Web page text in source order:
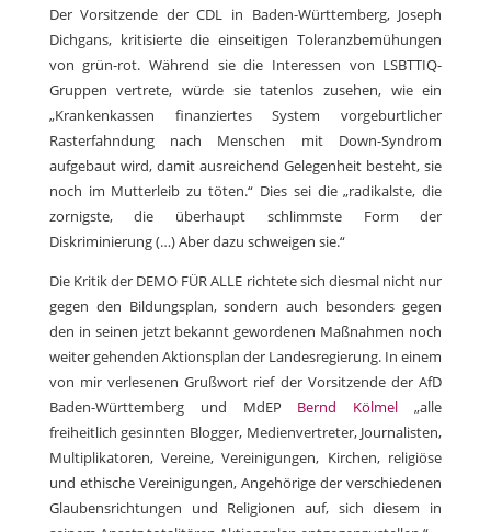
Der Vorsitzende der CDL in Baden-Württemberg, Joseph
Dichgans, kritisierte die einseitigen Toleranzbemühungen
von grün-rot. Während sie die Interessen von LSBTTIQ-
Gruppen vertrete, würde sie tatenlos zusehen, wie ein
„Krankenkassen finanziertes System vorgeburtlicher
Rasterfahndung nach Menschen mit Down-Syndrom
aufgebaut wird, damit ausreichend Gelegenheit besteht, sie
noch im Mutterleib zu töten.“ Dies sei die „radikalste, die
zornigste, die überhaupt schlimmste Form der
Diskriminierung (…) Aber dazu schweigen sie.“
Die Kritik der DEMO FÜR ALLE richtete sich diesmal nicht nur
gegen den Bildungsplan, sondern auch besonders gegen
den in seinen jetzt bekannt gewordenen Maßnahmen noch
weiter gehenden Aktionsplan der Landesregierung. In einem
von mir verlesenen Grußwort rief der Vorsitzende der AfD
Baden-Württemberg und MdEP Bernd Kölmel „alle
freiheitlich gesinnten Blogger, Medienvertreter, Journalisten,
Multiplikatoren, Vereine, Vereinigungen, Kirchen, religiöse
und ethische Vereinigungen, Angehörige der verschiedenen
Glaubensrichtungen und Religionen auf, sich diesem in